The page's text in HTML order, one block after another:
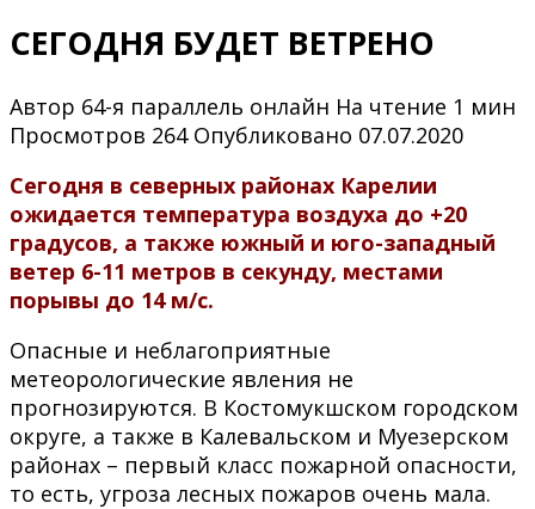
СЕГОДНЯ БУДЕТ ВЕТРЕНО
Автор 64-я параллель онлайн На чтение 1 мин
Просмотров 264 Опубликовано 07.07.2020
Сегодня в северных районах Карелии
ожидается температура воздуха до +20
градусов, а также южный и юго-западный
ветер 6-11 метров в секунду, местами
порывы до 14 м/с.
Опасные и неблагоприятные
метеорологические явления не
прогнозируются. В Костомукшском городском
округе, а также в Калевальском и Муезерском
районах – первый класс пожарной опасности,
то есть, угроза лесных пожаров очень мала.